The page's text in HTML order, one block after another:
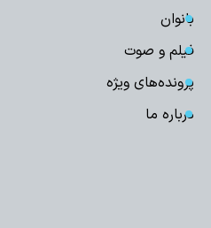
بانوان
فیلم و صوت
پرونده‌های ویژه
درباره ما